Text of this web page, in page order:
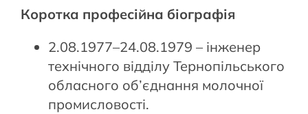
Коротка професійна біографія
2.08.1977–24.08.1979 – інженер
технічного відділу Тернопільського
обласного об’єднання молочної
промисловості.